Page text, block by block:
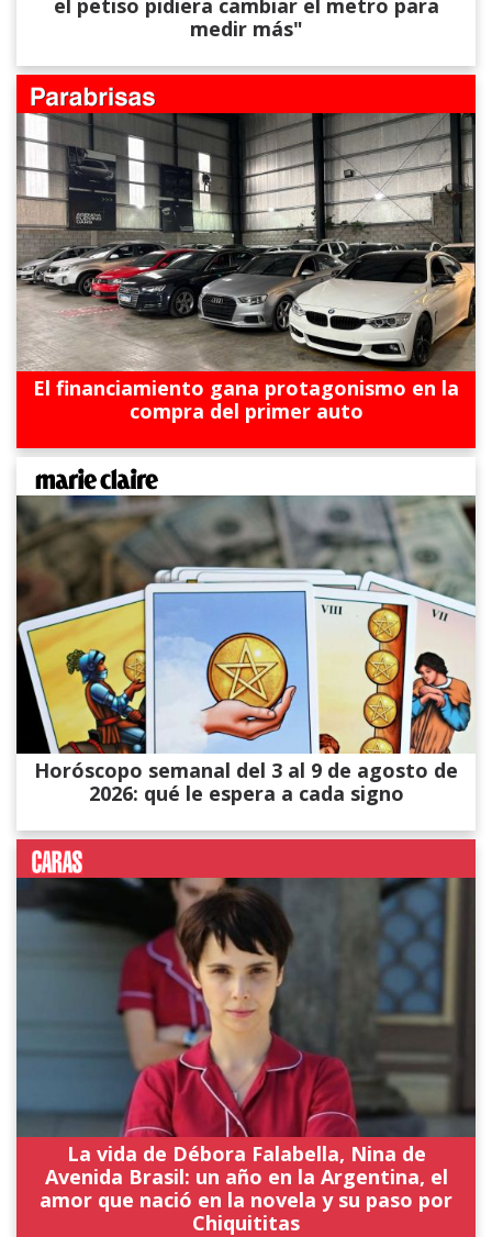
el petiso pidiera cambiar el metro para
medir más"
El financiamiento gana protagonismo en la
compra del primer auto
Horóscopo semanal del 3 al 9 de agosto de
2026: qué le espera a cada signo
La vida de Débora Falabella, Nina de
Avenida Brasil: un año en la Argentina, el
amor que nació en la novela y su paso por
Chiquititas